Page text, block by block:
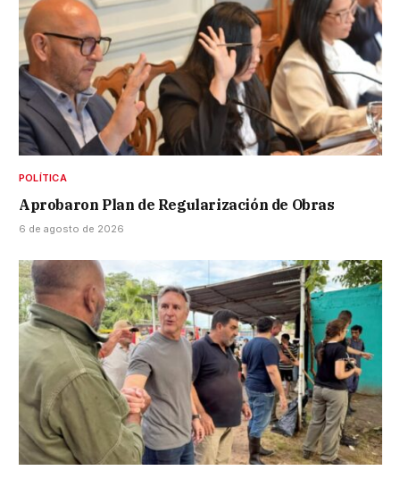
POLÍTICA
Aprobaron Plan de Regularización de Obras
6 de agosto de 2026